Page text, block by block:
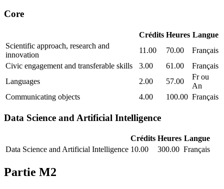
Core
Crédits Heures Langue
Scientific approach, research and
innovation
11.00 70.00
Français
Civic engagement and transferable skills
3.00 61.00
Français
Languages
2.00 57.00
Fr ou
An
Communicating objects
4.00 100.00 Français
Data Science and Artificial Intelligence
Crédits Heures Langue
Data Science and Artificial Intelligence 10.00 300.00 Français
Partie M2